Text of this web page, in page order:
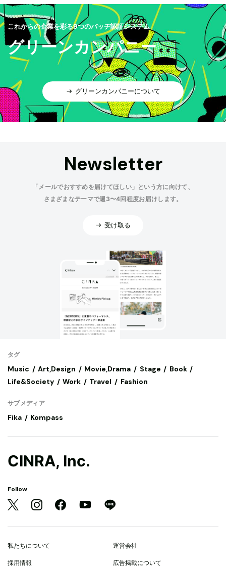
これからの企業を彩る9つのバッヂ認証システム
グリーンカンパニー
グリーンカンパニーについて
Newsletter
「メールでおすすめを届けてほしい」という方に向けて、
さまざまなテーマで週3〜4回程度お届けします。
受け取る
タグ
Music Art,Design Movie,Drama Stage
Book
Life&Society
Work Travel Fashion
サブメディア
Fika Kompass
CINRA, Inc.
Follow
私たちについて 運営会社
採用情報 広告掲載について